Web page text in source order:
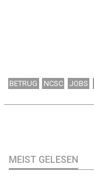
BETRUG NCSC JOBS
MEIST GELESEN